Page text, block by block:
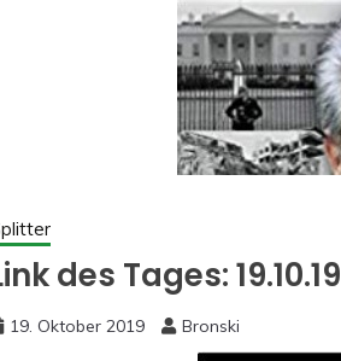
des Tages: 19.10.19
19. Oktober 2019 Bronski